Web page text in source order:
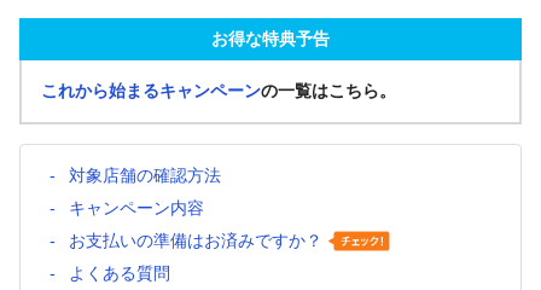
お得な特典予告
これから始まるキャンペーンの一覧はこちら。
対象店舗の確認方法
キャンペーン内容
お支払いの準備はお済みですか？
よくある質問